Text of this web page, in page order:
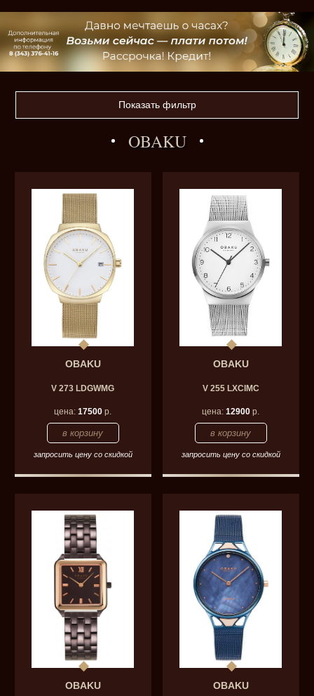
Показать фильтр
OBAKU
OBAKU
V 273 LDGWMG
цена:17500 р.
запросить цену со скидкой
OBAKU
V 255 LXCIMC
цена:12900 р.
запросить цену со скидкой
OBAKU OBAKU